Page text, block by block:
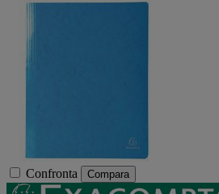
Confronta Compara